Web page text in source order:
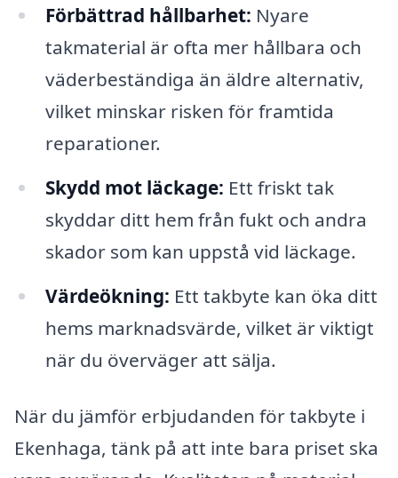
Förbättrad hållbarhet: Nyare
takmaterial är ofta mer hållbara och
väderbeständiga än äldre alternativ,
vilket minskar risken för framtida
reparationer.
Skydd mot läckage: Ett friskt tak
skyddar ditt hem från fukt och andra
skador som kan uppstå vid läckage.
Värdeökning: Ett takbyte kan öka ditt
hems marknadsvärde, vilket är viktigt
när du överväger att sälja.
När du jämför erbjudanden för takbyte i
Ekenhaga, tänk på att inte bara priset ska